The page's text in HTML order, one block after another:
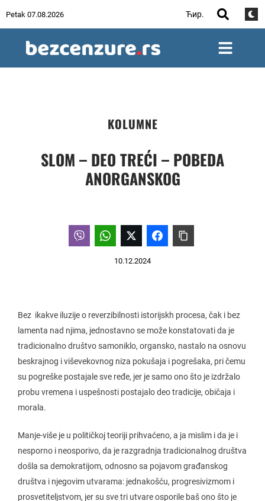
Petak 07.08.2026 Ћир.
KOLUMNE
SLOM – DEO TREĆI – POBEDA
ANORGANSKOG
10.12.2024
Bez ikakve iluzije o reverzibilnosti istorijskh procesa, čak i bez
lamenta nad njima, jednostavno se može konstatovati da je
tradicionalno društvo samoniklo, organsko, nastalo na osnovu
beskrajnog i viševekovnog niza pokušaja i pogrešaka, pri čemu
su pogreške postajale sve ređe, jer je samo ono što je izdržalo
probu vremena i uspešnosti postajalo deo tradicije, običaja i
morala.
Manje-više je u političkoj teoriji prihvaćeno, a ja mislim i da je i
nesporno i neosporivo, da je razgradnja tradicionalnog društva
došla sa demokratijom, odnosno sa pojavom građanskog
društva i njegovim utvarama: jednakošću, progresivizmom i
prosvetiteljstvom, jer su sve tri utvare osporile baš ono što je